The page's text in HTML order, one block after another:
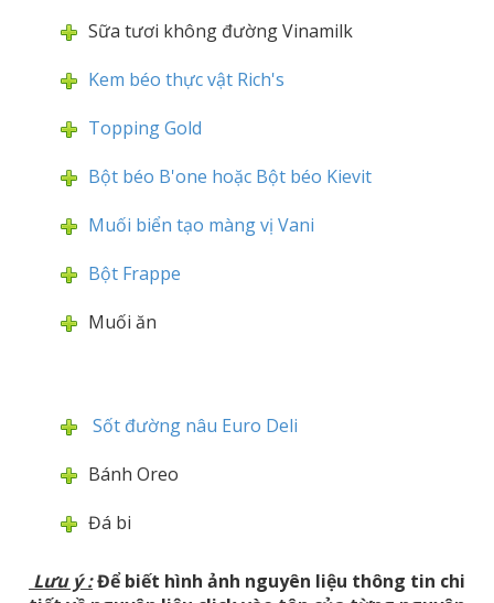
Sữa tươi không đường Vinamilk
Kem béo thực vật Rich's
Topping Gold
Bột béo B'one hoặc Bột béo Kievit
Muối biển tạo màng vị Vani
Bột Frappe
Muối ăn
Sốt đường nâu Euro Deli
Bánh Oreo
Đá bi
Lưu ý :Để biết hình ảnh nguyên liệu thông tin chi